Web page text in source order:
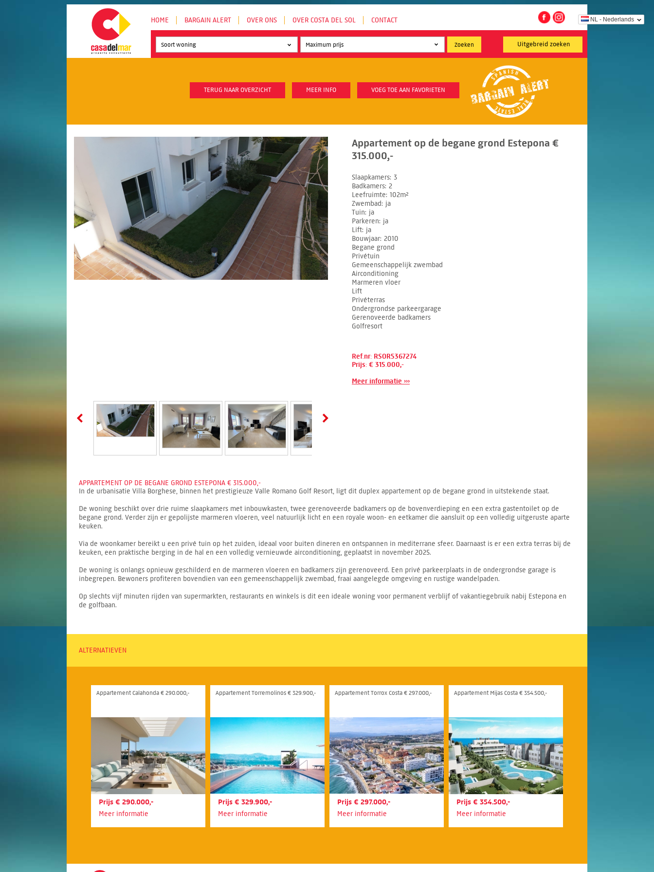
NL - Nederlands
HOME BARGAIN ALERT OVER ONS OVER COSTA DEL SOL CONTACT
Uitgebreid zoeken
Soort woning
TERUG NAAR OVERZICHT MEER INFO VOEG TOE AAN FAVORIETEN
Appartement op de begane grond Estepona €
315.000,-
Slaapkamers 3
Badkamers 2
Leefruimte 102m²
Zwembad
ja
Tuin ja
Parkeren ja
Lift ja
Bouwjaar 2010
Begane grond
Privétuin
Gemeenschappelijk zwembad
Airconditioning
Marmeren vloer
Lift
Privéterras
Ondergrondse parkeergarage
Gerenoveerde badkamers
Golfresort
Ref.nr: RSOR5367274
Prijs: € 315.000,-
Meer informatie ›››
APPARTEMENT OP DE BEGANE GROND ESTEPONA € 315.000,-
In de urbanisatie Villa Borghese, binnen het prestigieuze Valle Romano Golf Resort, ligt dit duplex appartement op de begane grond in uitstekende staat.
De woning beschikt over drie ruime slaapkamers met inbouwkasten, twee gerenoveerde badkamers op de bovenverdieping en een extra gastentoilet op de
begane grond. Verder zijn er gepolijste marmeren vloeren, veel natuurlijk licht en een royale woon- en eetkamer die aansluit op een volledig uitgeruste aparte
keuken.
Via de woonkamer bereikt u een privé tuin op het zuiden, ideaal voor buiten dineren en ontspannen in mediterrane sfeer. Daarnaast is er een extra terras bij de
keuken, een praktische berging in de hal en een volledig vernieuwde airconditioning, geplaatst in november 2025.
De woning is onlangs opnieuw geschilderd en de marmeren vloeren en badkamers zijn gerenoveerd. Een privé parkeerplaats in de ondergrondse garage is
inbegrepen. Bewoners profiteren bovendien van een gemeenschappelijk zwembad, fraai aangelegde omgeving en rustige wandelpaden.
Op slechts vijf minuten rijden van supermarkten, restaurants en winkels is dit een ideale woning voor permanent verblijf of vakantiegebruik nabij Estepona en
de golfbaan.
ALTERNATIEVEN
Appartement Calahonda € 290.000,-
Prijs € 290.000,-
Meer informatie
Appartement Torremolinos € 329.900,-
Prijs € 329.900,-
Meer informatie
Appartement Torrox Costa € 297.000,-
Prijs € 297.000,-
Meer informatie
Appartement Mijas Costa € 354.500,-
Prijs € 354.500,-
Meer informatie